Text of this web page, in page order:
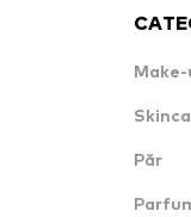
Make-
Păr